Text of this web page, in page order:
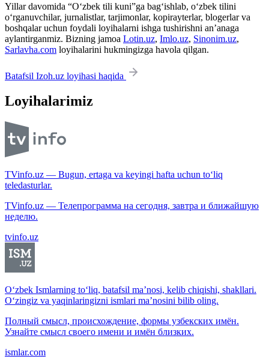
Yillar davomida “O‘zbek tili kuni”ga bag‘ishlab, o‘zbek tilini
o‘rganuvchilar, jurnalistlar, tarjimonlar, kopirayterlar, blogerlar va
boshqalar uchun foydali loyihalarni ishga tushirishni an’anaga
aylantirganmiz. Bizning jamoa Lotin.uz, Imlo.uz, Sinonim.uz,
Sarlavha.com loyihalarini hukmingizga havola qilgan.
Batafsil Izoh.uz loyihasi haqida
Loyihalarimiz
TVinfo.uz — Bugun, ertaga va keyingi hafta uchun to‘liq
teledasturlar.
TVinfo.uz — Телепрограмма на сегодня, завтра и ближайшую
неделю.
tvinfo.uz
O‘zbek Ismlarning to‘liq, batafsil ma’nosi, kelib chiqishi, shakllari.
O‘zingiz va yaqinlaringizni ismlari ma’nosini bilib oling.
Полный смысл, происхождение, формы узбекских имён.
Узнайте смысл своего имени и имён близких.
ismlar.com